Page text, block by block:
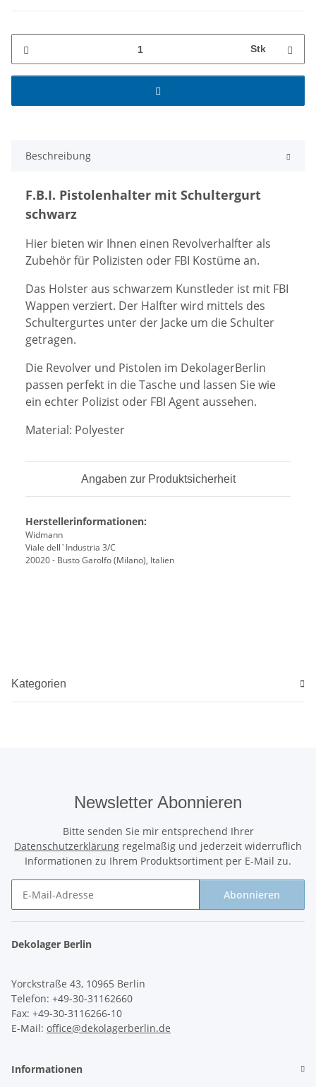
Stk
Beschreibung
F.B.I. Pistolenhalter mit Schultergurt
schwarz
Hier bieten wir Ihnen einen Revolverhalfter als
Zubehör für Polizisten oder FBI Kostüme an.
Das Holster aus schwarzem Kunstleder ist mit FBI
Wappen verziert. Der Halfter wird mittels des
Schultergurtes unter der Jacke um die Schulter
getragen.
Die Revolver und Pistolen im DekolagerBerlin
passen perfekt in die Tasche und lassen Sie wie
ein echter Polizist oder FBI Agent aussehen.
Material: Polyester
Angaben zur Produktsicherheit
Herstellerinformationen:
Widmann
Viale dell`Industria 3/C
20020 - Busto Garolfo (Milano), Italien
Kategorien
Newsletter Abonnieren
Bitte senden Sie mir entsprechend Ihrer
Datenschutzerklärung regelmäßig und jederzeit widerruflich
Informationen zu Ihrem Produktsortiment per E-Mail zu.
Abonnieren
Dekolager Berlin
Yorckstraße 43, 10965 Berlin
Telefon: +49-30-31162660
Fax: +49-30-3116266-10
E-Mail: office@dekolagerberlin.de
Informationen